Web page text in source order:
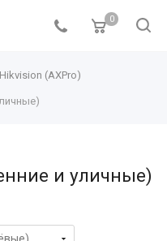
0
Hikvision (AXPro)
и уличные)